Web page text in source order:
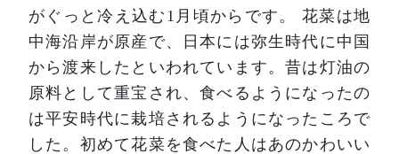
がぐっと冷え込む1月頃からです。
花菜は地
中海沿岸が原産で、日本には弥生時代に中国
から渡来したといわれています。昔は灯油の
原料として重宝され、食べるようになったの
は平安時代に栽培されるようになったころで
した。初めて花菜を食べた人はあのかわいい